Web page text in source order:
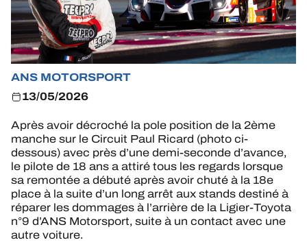
24H LEMANS
FIAWEC
ELMS
ALMS
ANS MOTORSPORT
13/05/2026
Après avoir décroché la pole position de la 2ème
manche sur le Circuit Paul Ricard (photo ci-
dessous) avec près d’une demi-seconde d’avance,
le pilote de 18 ans a attiré tous les regards lorsque
sa remontée a débuté après avoir chuté à la 18e
place à la suite d’un long arrêt aux stands destiné à
réparer les dommages à l’arrière de la Ligier-Toyota
n°9 d’ANS Motorsport, suite à un contact avec une
autre voiture.